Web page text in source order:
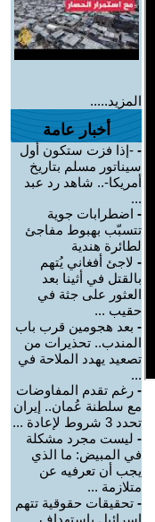
المزيد.....
أخبار عامة
- -إذا فزت ستكون أول
سيناتور مسلم بتاريخ
أمريكا-.. شاهد رد عبد
...
- اضطرابات جوية
تتسبّب بهبوط مفاجئ
لطائرة هندية
- لاجئ أفغاني يُتهم
بالقتل في أثينا بعد
العثور على جثة في
حقيب ...
- بعد هجومين قرب باب
المندب.. تحذيرات من
تصعيد يهدد الملاحة في
...
- رغم تقدم المفاوضات
مع سلطنة عُمان.. إيران
تحدد 3 شروط لإعادة ...
- ليست مجرد مشكلة
في المبيض: ما الذي
يجب أن تعرفيه عن
متلازمة ...
- تحقيقات حقوقية تتهم
إسرائيل باستهداف